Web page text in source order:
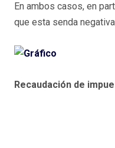
En ambos casos, en
que esta senda
Recaudación de